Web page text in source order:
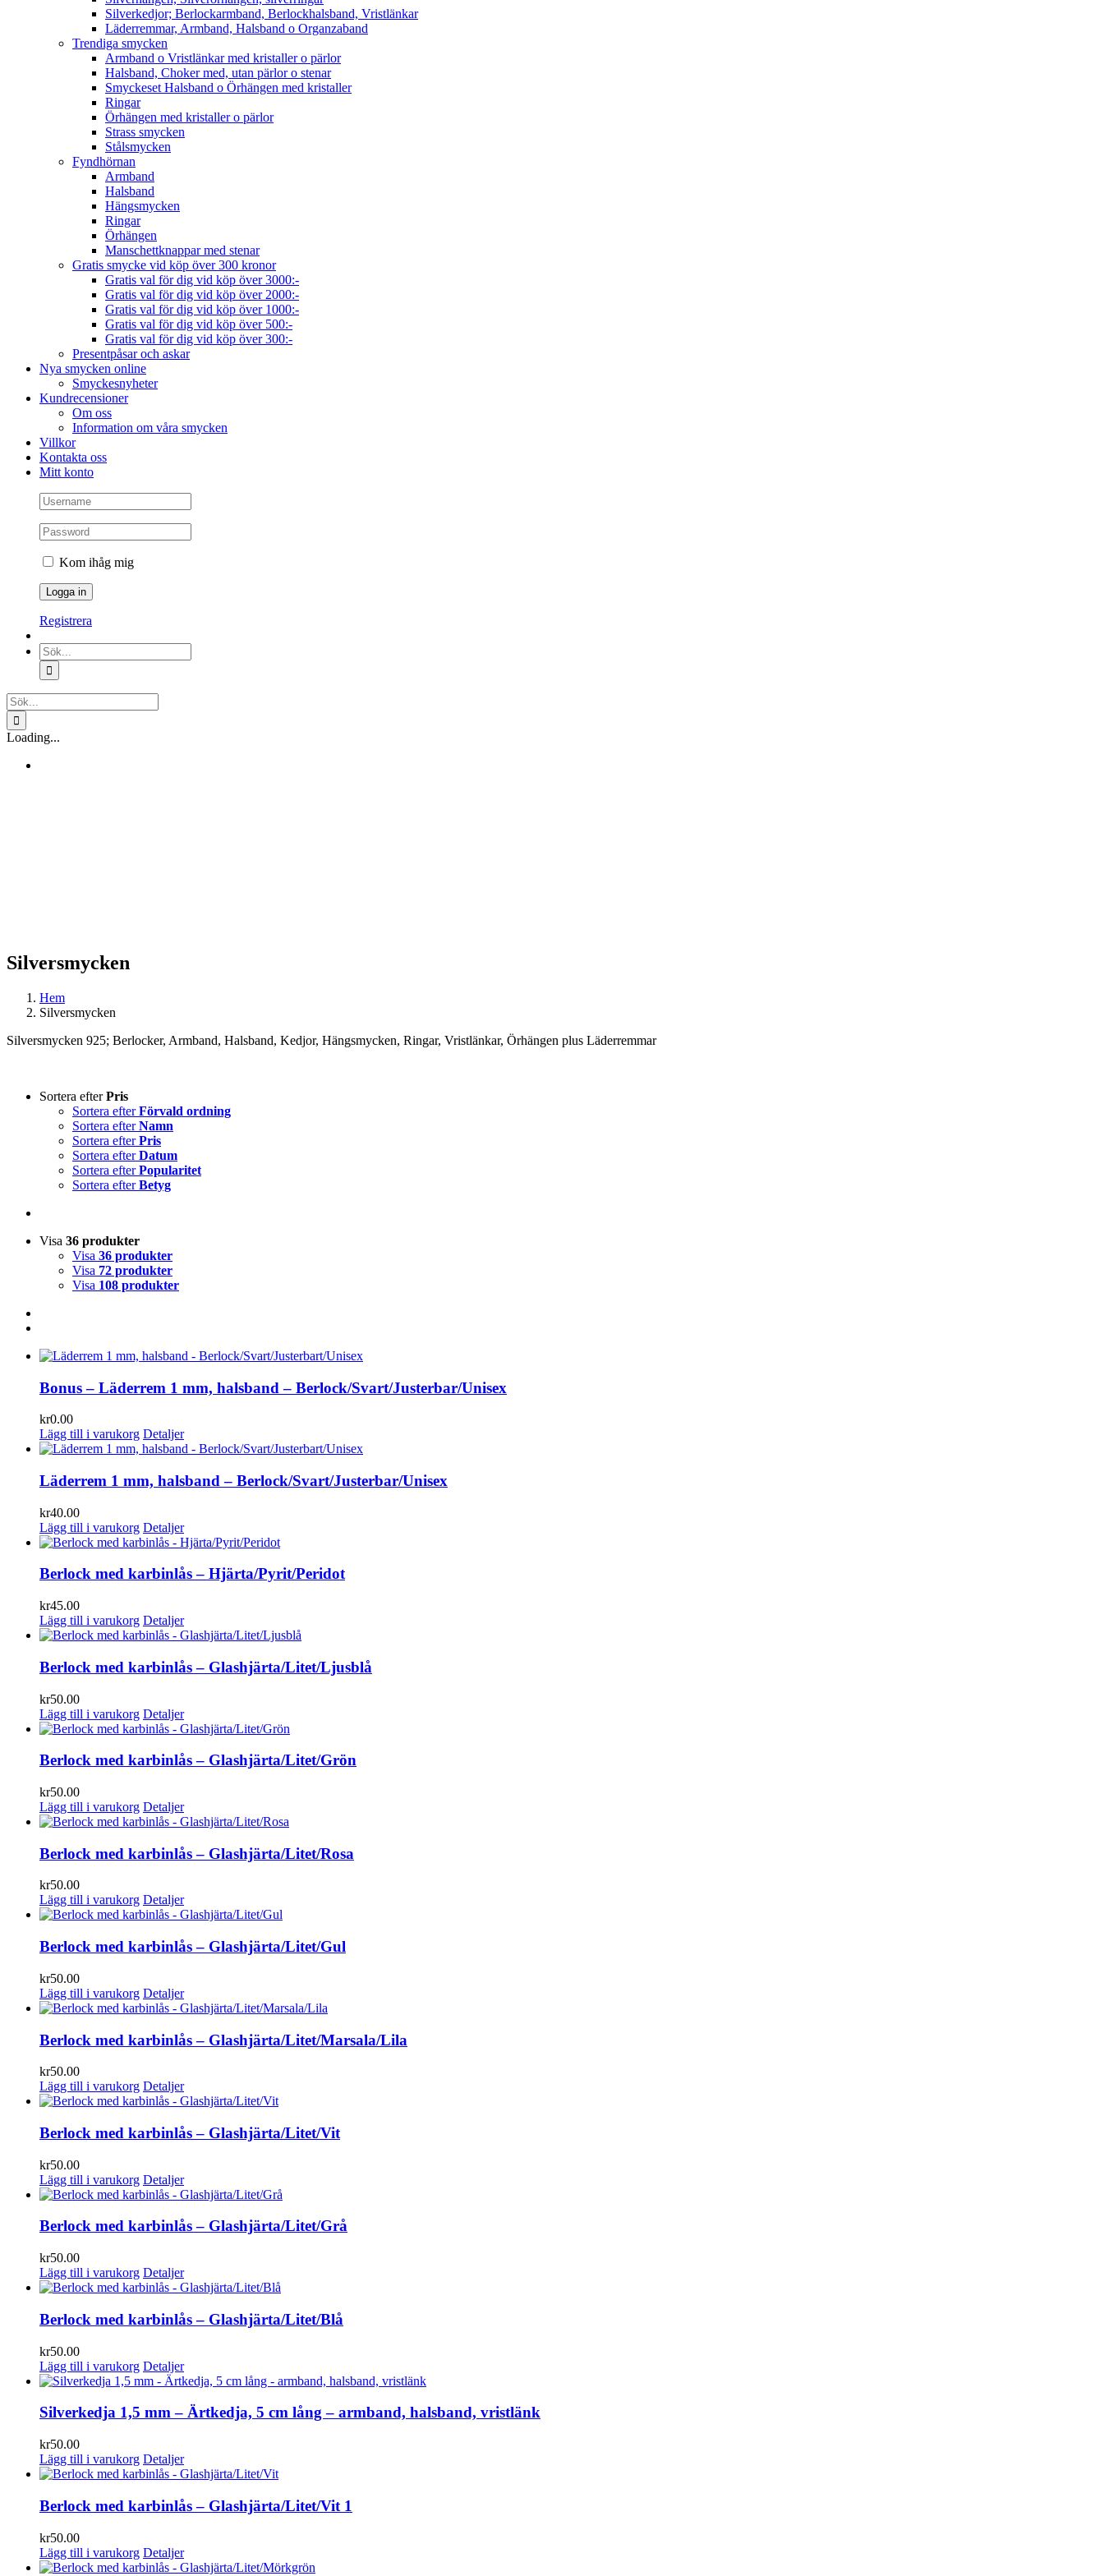
Silverkedjor; Berlockarmband, Berlockhalsband, Vristlänkar
Läderremmar, Armband, Halsband o Organzaband
Trendiga smycken
Armband o Vristlänkar med kristaller o pärlor
Halsband, Choker med, utan pärlor o stenar
Smyckeset Halsband o Örhängen med kristaller
Ringar
Örhängen med kristaller o pärlor
Strass smycken
Stålsmycken
Fyndhörnan
Armband
Halsband
Hängsmycken
Ringar
Örhängen
Manschettknappar med stenar
Gratis smycke vid köp över 300 kronor
Gratis val för dig vid köp över 3000:-
Gratis val för dig vid köp över 2000:-
Gratis val för dig vid köp över 1000:-
Gratis val för dig vid köp över 500:-
Gratis val för dig vid köp över 300:-
Presentpåsar och askar
Nya smycken online
Smyckesnyheter
Kundrecensioner
Om oss
Information om våra smycken
Villkor
Kontakta oss
Mitt konto
Kom ihåg mig
Registrera
Sök
efter:
Sök
efter:
Loading...
Silversmycken
Hem
Silversmycken
Silversmycken 925; Berlocker, Armband, Halsband, Kedjor, Hängsmycken, Ringar, Vristlänkar, Örhängen plus Läderremmar
Sortera efterPris
Sortera efterFörvald ordning
Sortera efterNamn
Sortera efterPris
Sortera efterDatum
Sortera efterPopularitet
Sortera efterBetyg
Visa 36 produkter
Visa 36 produkter
Visa 72 produkter
Visa 108 produkter
Bonus – Läderrem 1 mm, halsband – Berlock/Svart/Justerbar/Unisex
kr0.00
Lägg till i varukorg Detaljer
Läderrem 1 mm, halsband – Berlock/Svart/Justerbar/Unisex
kr40.00
Lägg till i varukorg Detaljer
Berlock med karbinlås – Hjärta/Pyrit/Peridot
kr45.00
Lägg till i varukorg Detaljer
Berlock med karbinlås – Glashjärta/Litet/Ljusblå
kr50.00
Lägg till i varukorg Detaljer
Berlock med karbinlås – Glashjärta/Litet/Grön
kr50.00
Lägg till i varukorg Detaljer
Berlock med karbinlås – Glashjärta/Litet/Rosa
kr50.00
Lägg till i varukorg Detaljer
Berlock med karbinlås – Glashjärta/Litet/Gul
kr50.00
Lägg till i varukorg Detaljer
Berlock med karbinlås – Glashjärta/Litet/Marsala/Lila
kr50.00
Lägg till i varukorg Detaljer
Berlock med karbinlås – Glashjärta/Litet/Vit
kr50.00
Lägg till i varukorg Detaljer
Berlock med karbinlås – Glashjärta/Litet/Grå
kr50.00
Lägg till i varukorg Detaljer
Berlock med karbinlås – Glashjärta/Litet/Blå
kr50.00
Lägg till i varukorg Detaljer
Silverkedja 1,5 mm – Ärtkedja, 5 cm lång – armband, halsband, vristlänk
kr50.00
Lägg till i varukorg Detaljer
Berlock med karbinlås – Glashjärta/Litet/Vit 1
kr50.00
Lägg till i varukorg Detaljer